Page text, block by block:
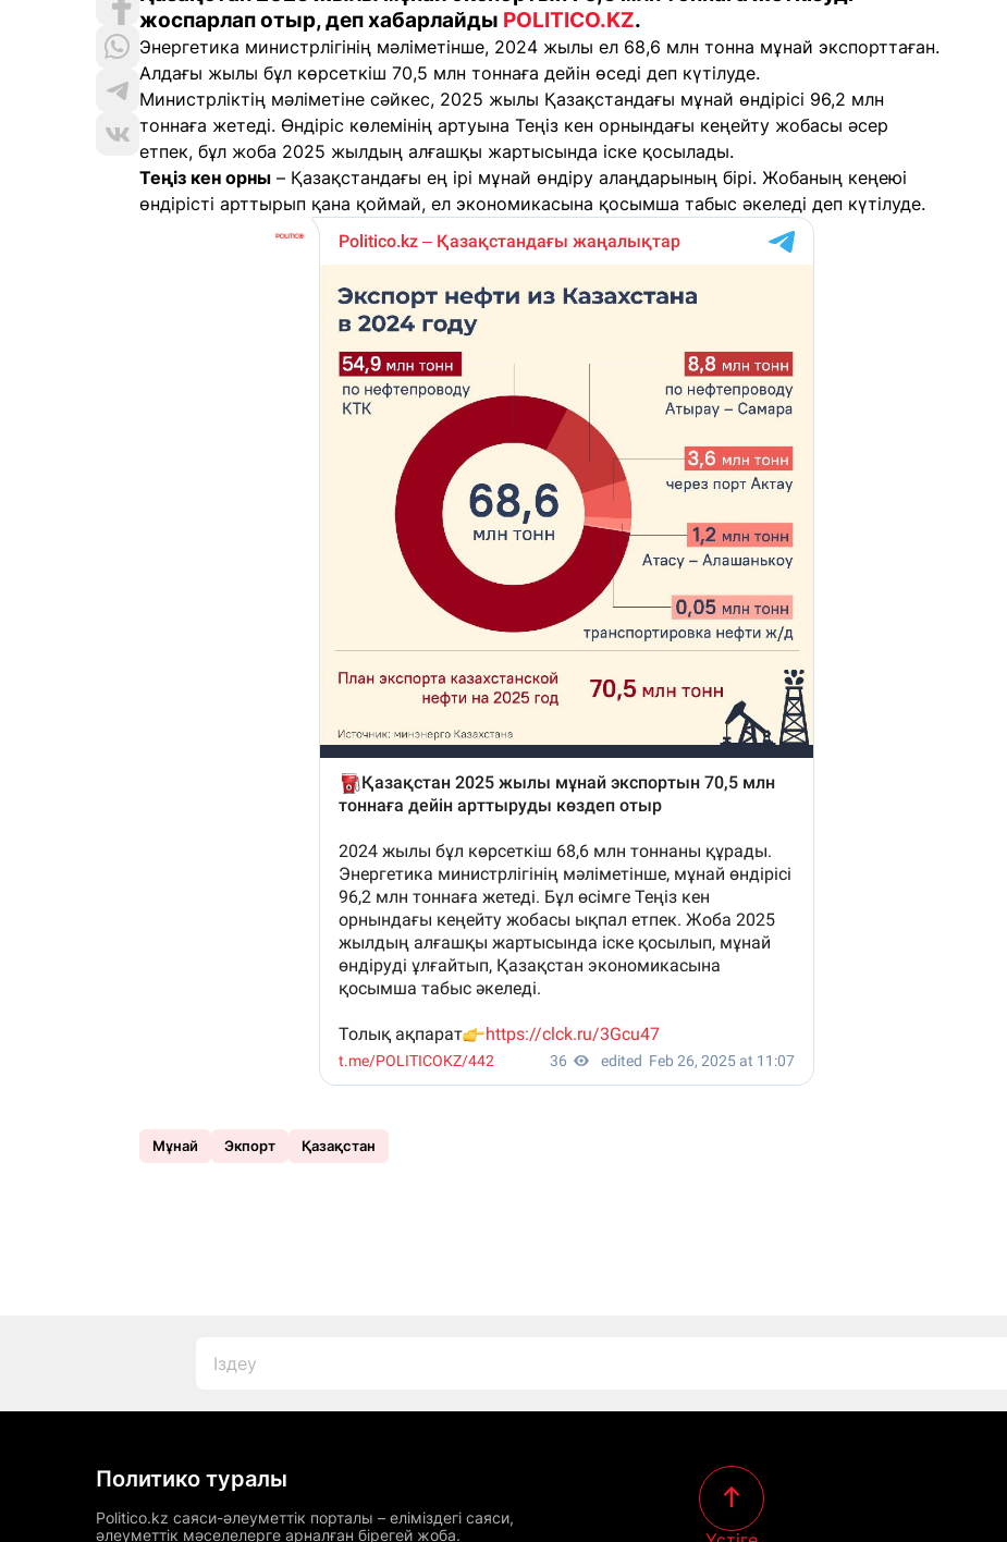
жоспарлап отыр, деп хабарлайды POLITICO.KZ.
Энергетика министрлігінің мәліметінше, 2024 жылы ел 68,6 млн тонна мұнай экспорттаған.
Алдағы жылы бұл көрсеткіш 70,5 млн тоннаға дейін өседі деп күтілуде.
Министрліктің мәліметіне сәйкес, 2025 жылы Қазақстандағы мұнай өндірісі 96,2 млн
тоннаға жетеді. Өндіріс көлемінің артуына Теңіз кен орнындағы кеңейту жобасы әсер
етпек, бұл жоба 2025 жылдың алғашқы жартысында іске қосылады.
Теңіз кен орны – Қазақстандағы ең ірі мұнай өндіру алаңдарының бірі. Жобаның кеңеюі
өндірісті арттырып қана қоймай, ел экономикасына қосымша табыс әкеледі деп күтілуде.
Мұнай Экпорт Қазақстан
Политико туралы
Politico.kz саяси-әлеуметтік порталы – еліміздегі саяси,
әлеуметтік мәселелерге арналған бірегей жоба.